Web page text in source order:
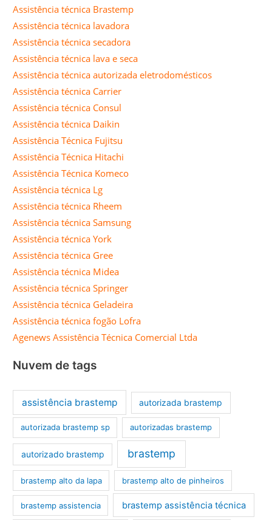
Assistência técnica Brastemp
Assistência técnica lavadora
Assistência técnica secadora
Assistência técnica lava e seca
Assistência técnica autorizada eletrodomésticos
Assistência técnica Carrier
Assistência técnica Consul
Assistência técnica Daikin
Assistência Técnica Fujitsu
Assistência Técnica Hitachi
Assistência Técnica Komeco
Assistência técnica Lg
Assistência técnica Rheem
Assistência técnica Samsung
Assistência técnica York
Assistência técnica Gree
Assistência técnica Midea
Assistência técnica Springer
Assistência técnica Geladeira
Assistência técnica fogão Lofra
Agenews Assistência Técnica Comercial Ltda
Nuvem de tags
assistência brastemp autorizada brastemp
autorizada brastemp sp autorizadas brastemp
autorizado brastemp brastemp
brastemp alto da lapa brastemp alto de pinheiros
brastemp assistencia brastemp assistência técnica